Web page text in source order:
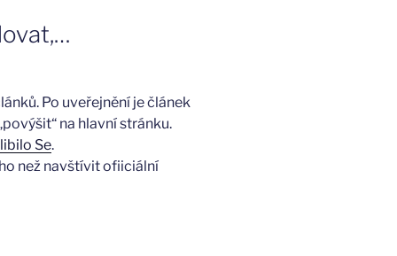
Po uveřejnění je článek
na hlavní stránku.
libilo Se.
než navštívit ofiiciální